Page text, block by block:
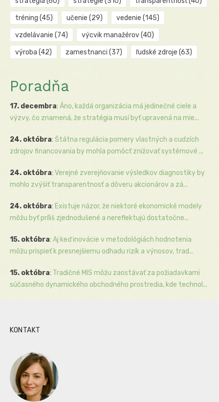
tréning (45) učenie (29) vedenie (145)
vzdelávanie (74) výcvik manažérov(40)
výroba (42) zamestnanci (37) ľudské zdroje (63)
Poradňa
17. decembra: Áno, každá organizácia má jedinečné ciele a
výzvy, čo znamená, že stratégia musí byť upravená na mie...
24. októbra: Štátna regulácia pomery vlastných a cudzích
zdrojov financovania by mohla pomôcť znižovať systémové ...
24. októbra: Verejné zverejňovanie výsledkov diagnostiky by
mohlo zvýšiť transparentnosť a dôveru akcionárov a zá...
24. októbra: Existuje názor, že niektoré ekonomické modely
môžu byť príliš zjednodušené a nereflektujú dostatočne...
15. októbra: Aj keď inovácie v metodológiách hodnotenia
môžu prispieť k presnejšiemu odhadu rizík a výnosov, trad...
15. októbra: Tradičné MIS môžu zaostávať za požiadavkami
súčasného dynamického obchodného prostredia, kde technol...
KONTAKT